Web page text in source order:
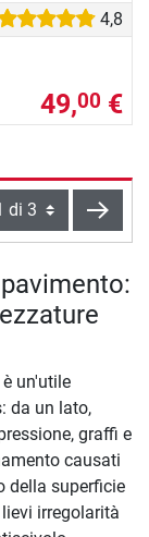
4,8
49,00 €
è un'utile
da un lato,
graffi e
causati
della superficie
irregolarità